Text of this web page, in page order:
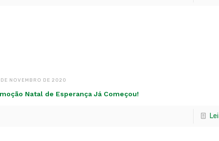
NOVEMBRO DE 2020
Natal de Esperança Já Começou!